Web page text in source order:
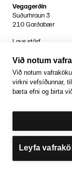
Vegagerðin
Suðurhraun 3
210 Garðabær
Laus störf
Hafa samband
Rafrænir reikningar
Jafnlaunavottun
Græn Skref
Við notum
Við notum
virkni vefsíðunnar,
bæta efni og birta
Leyfa